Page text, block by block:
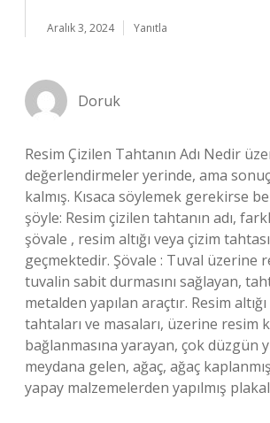
Aralık 3, 2024 Yanıtla
Doruk
Resim Çizilen Tahtanın Adı Nedir
değerlendirmeler yerinde, ama sonuç
kalmış. Kısaca söylemek gerekirse
şöyle: Resim çizilen tahtanın adı,
şövale , resim altığı veya çizim
geçmektedir. Şövale : Tuval üzerine
tuvalin sabit durmasını sağlayan,
metalden yapılan araçtır. Resim altığı
tahtaları ve masaları, üzerine resim
bağlanmasına yarayan, çok düzgün
meydana gelen, ağaç, ağaç
yapay malzemelerden yapılmış